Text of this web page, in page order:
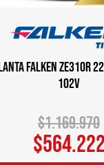
FALKEN ZE310R
102V
$1.169.970
$564.222